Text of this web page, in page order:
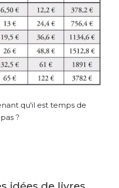
qu'il est temps de
?